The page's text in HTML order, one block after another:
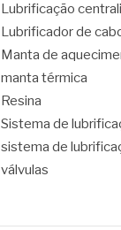
Lubrificação
Lubrificador de
Manta de
manta térmica
Resina
Sistema de
sistema de
válvulas